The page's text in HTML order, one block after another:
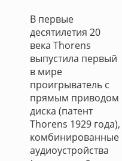
В первые
десятилетия 20
века Thorens
выпустила первый
в мире
проигрыватель с
прямым приводом
диска (патент
Thorens 1929 года),
комбинированные
аудиоустройства